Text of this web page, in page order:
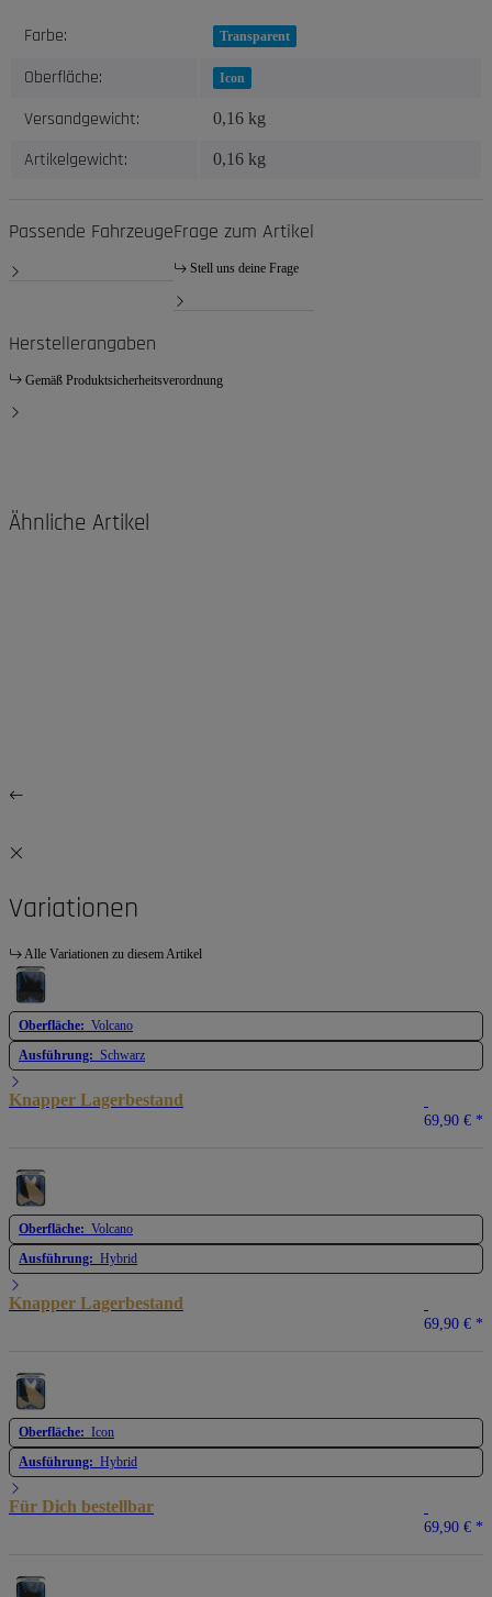
Produkteigenschaft
Wert
Farbe: Transparent
Oberfläche: Icon
Versandgewicht: 0,16 kg
Artikelgewicht: 0,16 kg
Passende FahrzeugeFrage zum Artikel
Stell uns deine Frage
Herstellerangaben
Gemäß Produktsicherheitsverordnung
Ähnliche Artikel
Variationen
Alle Variationen zu diesem Artikel
Oberfläche: Volcano
Ausführung: Schwarz
Knapper Lagerbestand
69,90 € *
Oberfläche: Volcano
Ausführung: Hybrid
Knapper Lagerbestand
69,90 € *
Oberfläche: Icon
Ausführung: Hybrid
Für Dich bestellbar
69,90 € *